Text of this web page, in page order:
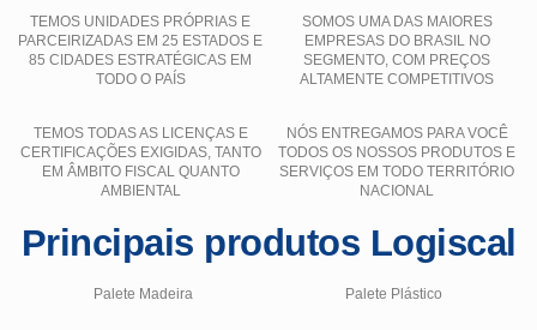
TEMOS UNIDADES PRÓPRIAS E
PARCEIRIZADAS EM 25 ESTADOS E
85 CIDADES ESTRATÉGICAS EM
TODO O PAÍS
SOMOS UMA DAS MAIORES
EMPRESAS DO BRASIL NO
SEGMENTO, COM PREÇOS
ALTAMENTE COMPETITIVOS
TEMOS TODAS AS LICENÇAS E
CERTIFICAÇÕES EXIGIDAS, TANTO
EM ÂMBITO FISCAL QUANTO
AMBIENTAL
NÓS ENTREGAMOS PARA VOCÊ
TODOS OS NOSSOS PRODUTOS E
SERVIÇOS EM TODO TERRITÓRIO
NACIONAL
Principais produtos Logiscal
Palete Madeira Palete Plástico